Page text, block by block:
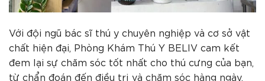
Với đội ngũ bác sĩ thú y chuyên nghiệp và cơ sở vật
chất hiện đại, Phòng Khám Thú Y BELIV cam kết
đem lại sự chăm sóc tốt nhất cho thú cưng của bạn,
từ chẩn đoán đến điều trị và chăm sóc hàng ngày.